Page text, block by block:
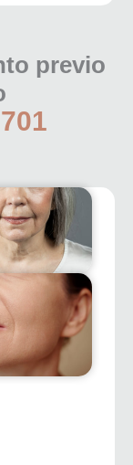
previo